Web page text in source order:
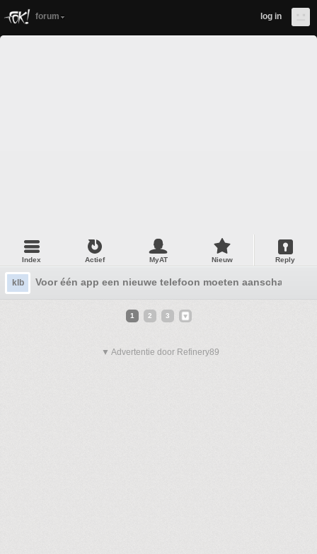
forum log in
Index Actief MyAT Nieuw Reply
klb Voor één app een nieuwe telefoon moeten aanschaffen
1 2 3
▼ Advertentie door Refinery89